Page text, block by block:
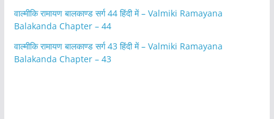
वाल्मीकि रामायण बालकाण्ड सर्ग 44 हिंदी में – Valmiki Ramayana
Balakanda Chapter – 44
वाल्मीकि रामायण बालकाण्ड सर्ग 43 हिंदी में – Valmiki Ramayana
Balakanda Chapter – 43